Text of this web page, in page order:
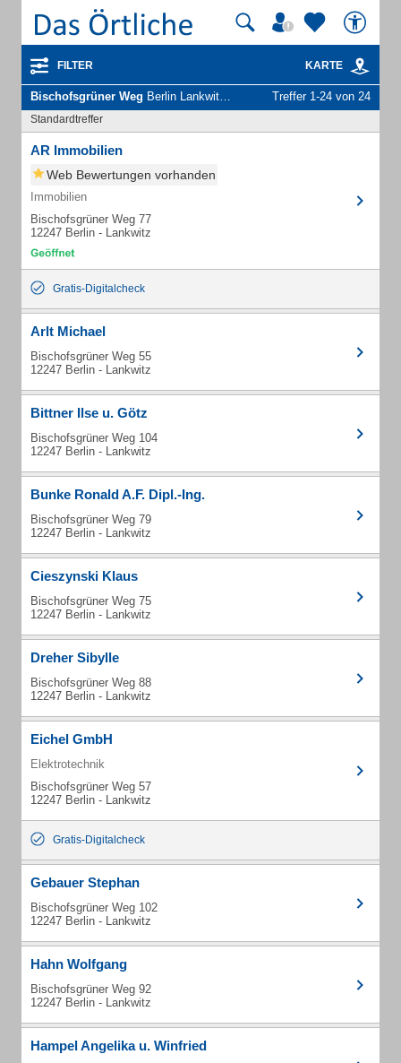
FILTER KARTE
Bischofsgrüner Weg Berlin Lankwitz - Unternehmen und Personen Treffer 1-24 von 24
Standardtreffer
AR Immobilien
Web Bewertungen vorhanden
Immobilien
Bischofsgrüner Weg 77
12247 Berlin - Lankwitz
Gratis-Digitalcheck
Arlt Michael
Bischofsgrüner Weg 55
12247 Berlin - Lankwitz
Bittner Ilse u. Götz
Bischofsgrüner Weg 104
12247 Berlin - Lankwitz
Bunke Ronald A.F. Dipl.-Ing.
Bischofsgrüner Weg 79
12247 Berlin - Lankwitz
Cieszynski Klaus
Bischofsgrüner Weg 75
12247 Berlin - Lankwitz
Dreher Sibylle
Bischofsgrüner Weg 88
12247 Berlin - Lankwitz
Eichel GmbH
Elektrotechnik
Bischofsgrüner Weg 57
12247 Berlin - Lankwitz
Gratis-Digitalcheck
Gebauer Stephan
Bischofsgrüner Weg 102
12247 Berlin - Lankwitz
Hahn Wolfgang
Bischofsgrüner Weg 92
12247 Berlin - Lankwitz
Hampel Angelika u. Winfried